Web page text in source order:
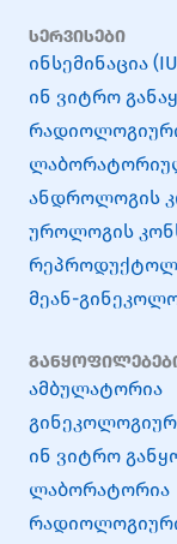
სერვისები
ინსემინაცია
ინ ვიტრო
ანდროლოგის
უროლოგის
მეან-
ამბულატორია
ინ ვიტრო
ლაბორატორია